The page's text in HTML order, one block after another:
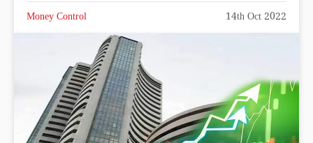
Money Control 14th Oct 2022